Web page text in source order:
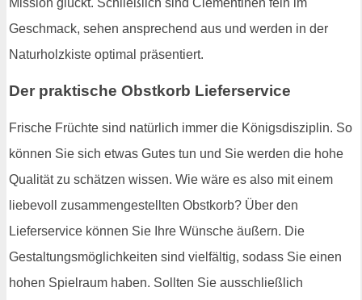
Geschmack, sehen ansprechend aus und werden in der
Naturholzkiste optimal präsentiert.
Der praktische Obstkorb Lieferservice
Frische Früchte sind natürlich immer die Königsdisziplin. So
können Sie sich etwas Gutes tun und Sie werden die hohe
Qualität zu schätzen wissen. Wie wäre es also mit einem
liebevoll zusammengestellten Obstkorb? Über den
Lieferservice können Sie Ihre Wünsche äußern. Die
Gestaltungsmöglichkeiten sind vielfältig, sodass Sie einen
hohen Spielraum haben. Sollten Sie ausschließlich